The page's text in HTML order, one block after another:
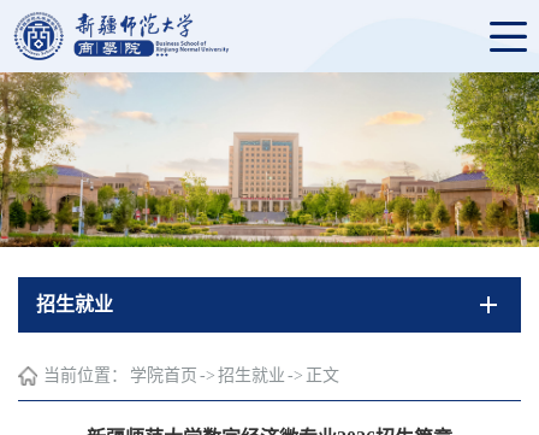
招生就业
当前位置： 学院首页 -> 招生就业 -> 正文